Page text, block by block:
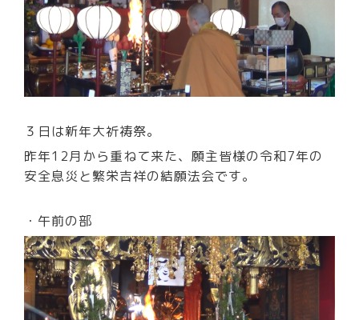
３日は新年大祈祷祭。
昨年12月から重ねて来た、願主皆様の令和7年の
安全息災と繁栄吉祥の結願法会です。
・午前の部